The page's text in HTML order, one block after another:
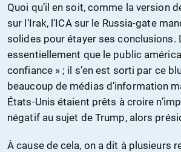
Quoi qu’il en soit, comme la version
sur l’Irak, l’ICA sur le Russia-gate
solides pour étayer ses conclusions.
essentiellement que le public
confiance » ; il s’en est sorti par ce
beaucoup de médias d’information
États-Unis étaient prêts à croire
négatif au sujet de Trump, alors
À cause de cela, on a dit à plusieurs